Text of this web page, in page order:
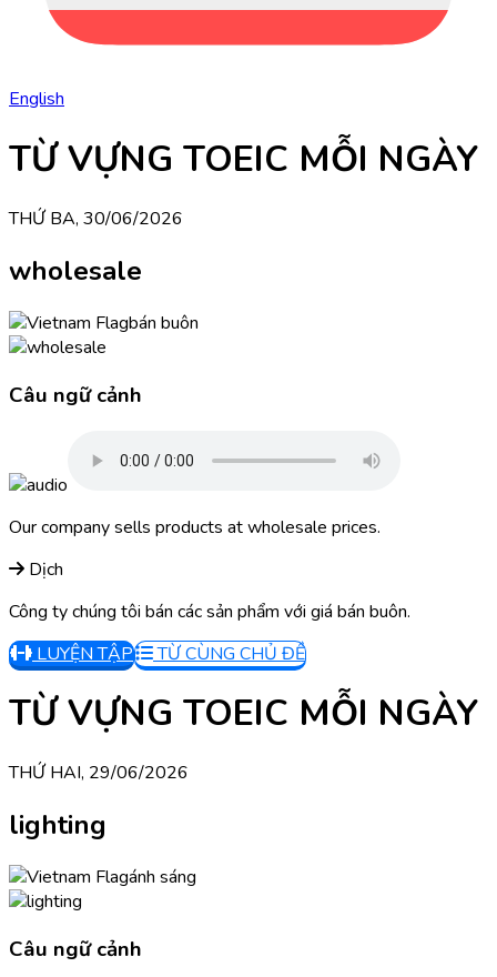
English
TỪ VỰNG TOEIC MỖI NGÀY
THỨ BA, 30/06/2026
wholesale
bán buôn
Câu ngữ cảnh
Our company sells products at wholesale prices.
Dịch
Công ty chúng tôi bán các sản phẩm với giá bán buôn.
LUYỆN TẬP
TỪ CÙNG CHỦ ĐỀ
TỪ VỰNG TOEIC MỖI NGÀY
THỨ HAI, 29/06/2026
lighting
ánh sáng
Câu ngữ cảnh